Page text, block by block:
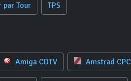
par Tour TPS
Amiga CDTV Amstrad CPC